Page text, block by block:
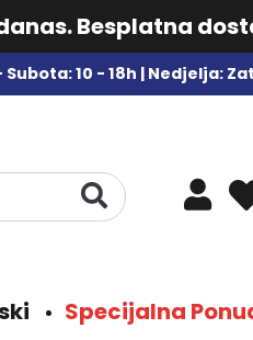
Besplatna
10 - 18h | Nedjelja:
Specijalna